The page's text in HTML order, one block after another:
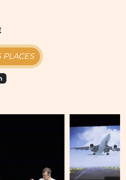
PLACES